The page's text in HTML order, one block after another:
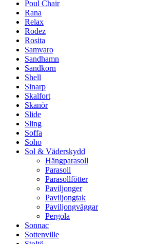
Poul Chair
Rana
Relax
Rodez
Rosita
Samvaro
Sandhamn
Sandkorn
Shell
Sinarp
Skalfort
Skanör
Slide
Sling
Soffa
Soho
Sol & Väderskydd
Hängparasoll
Parasoll
Parasollfötter
Paviljonger
Paviljongtak
Paviljongväggar
Pergola
Sonnac
Sottenville